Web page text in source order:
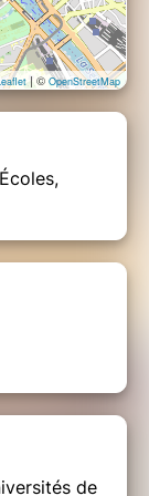
| © OpenStreetMap
de